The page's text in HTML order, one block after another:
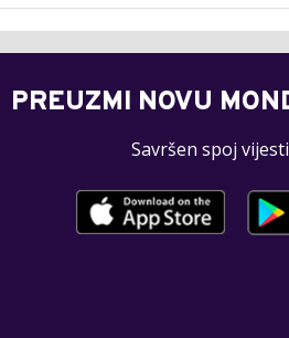
PREUZMI NOVU
Savršen spoj